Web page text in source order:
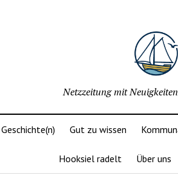
Netzzeitung mit
Geschichte(n) Gut zu wissen
Hooksiel radelt Über uns